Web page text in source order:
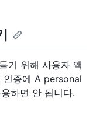
기 위해 사용자 액
인증에 A personal
하면 안 됩니다.